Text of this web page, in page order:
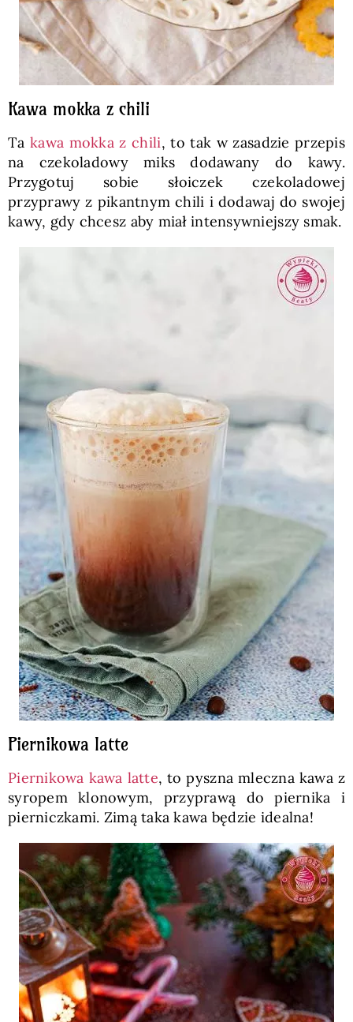
Kawa mokka z chili
Takawa mokka z chili, to tak w zasadzie przepis
na czekoladowy miks dodawany do kawy.
Przygotuj sobie słoiczek czekoladowej
przyprawy z pikantnym chili i dodawaj do swojej
kawy, gdy chcesz aby miał intensywniejszy smak.
Piernikowa latte
Piernikowa kawa latte, to pyszna mleczna kawa z
syropem klonowym, przyprawą do piernika i
pierniczkami. Zimą taka kawa będzie idealna!